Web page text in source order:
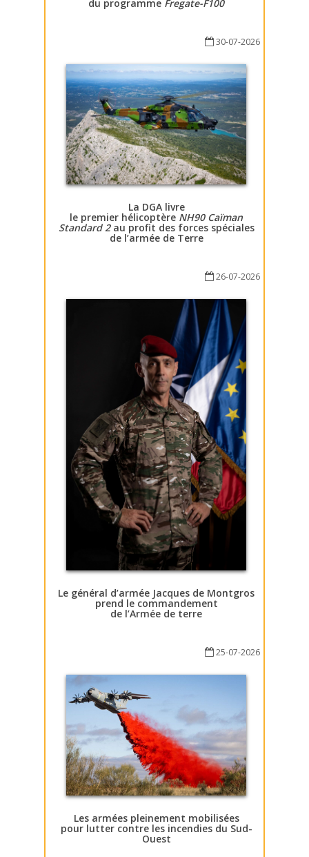
du programme Fregate-F100
30-07-2026
La DGA livre
le premier hélicoptère NH90 Caïman
Standard 2au profit des forces spéciales
de l’armée de Terre
26-07-2026
Le général d’armée Jacques de Montgros
prend le commandement
de l’Armée de terre
25-07-2026
Les armées pleinement mobilisées
pour lutter contre les incendies du Sud-
Ouest